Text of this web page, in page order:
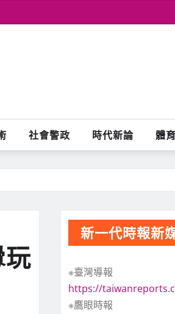
社會警政 時代新論 體
玩
新一代時報新
※臺灣導報
https://
※鷹眼時報